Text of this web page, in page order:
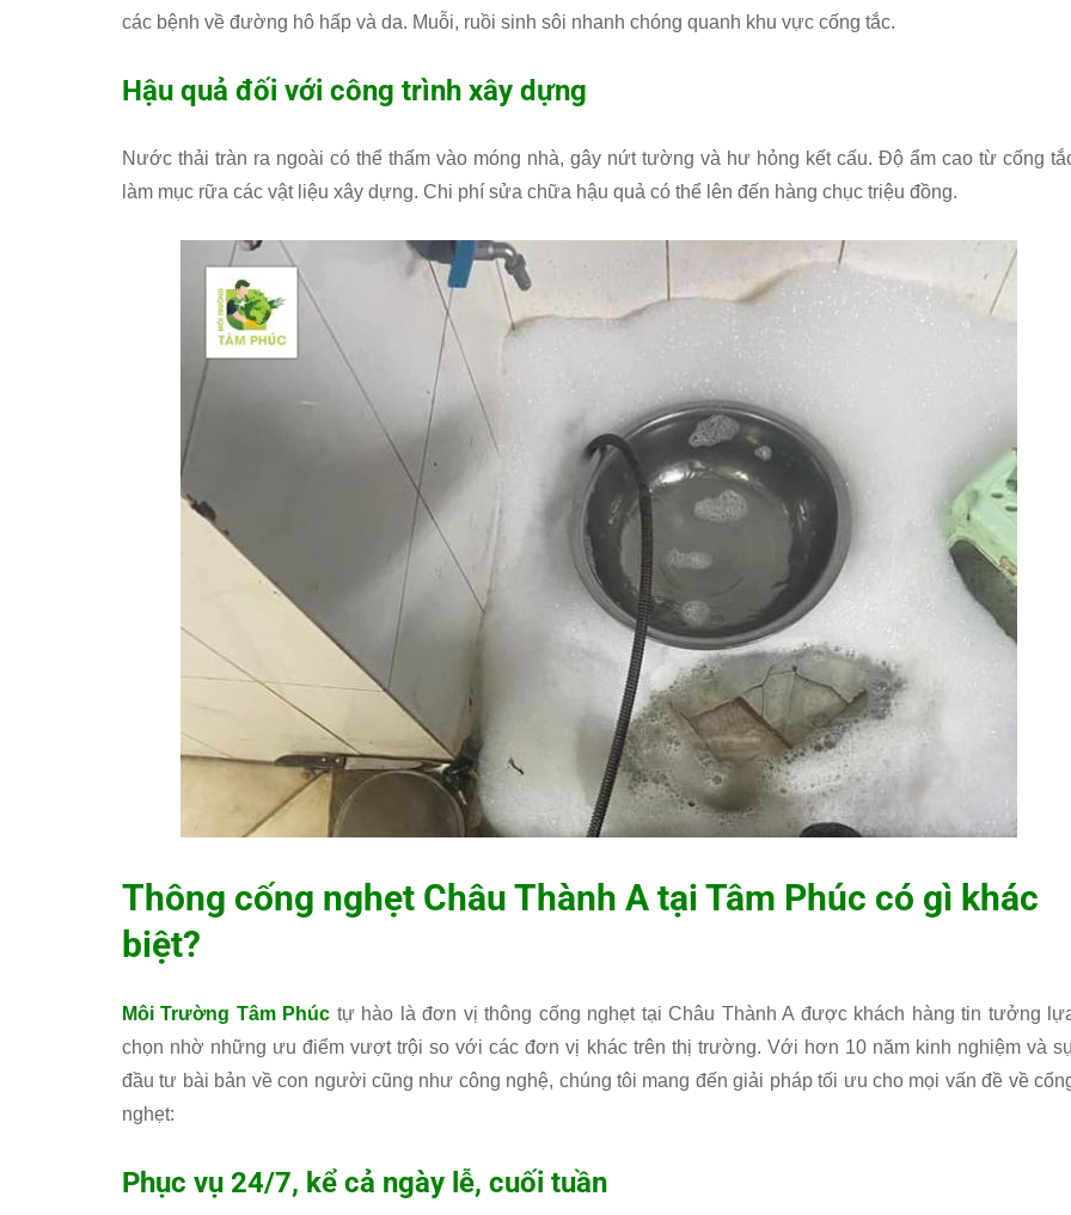
các bệnh về đường hô hấp và da. Muỗi, ruồi sinh sôi nhanh chóng quanh khu vực cống tắc.
Hậu quả đối với công trình xây dựng
Nước thải tràn ra ngoài có thể thấm vào móng nhà, gây nứt tường và hư hỏng kết cấu. Độ ẩm cao từ cống
làm mục rữa các vật liệu xây dựng. Chi phí sửa chữa hậu quả có thể lên đến hàng chục triệu đồng.
Thông cống nghẹt Châu Thành A tại Tâm Phúc có gì khác
biệt?
Môi Trường Tâm Phúc tự hào là đơn vị thông cống nghẹt tại Châu Thành A được khách hàng tin tưởng
chọn nhờ những ưu điểm vượt trội so với các đơn vị khác trên thị trường. Với hơn 10 năm kinh nghiệm và
đầu tư bài bản về con người cũng như công nghệ, chúng tôi mang đến giải pháp tối ưu cho mọi vấn đề về
nghẹt:
Phục vụ 24/7, kể cả ngày lễ, cuối tuần